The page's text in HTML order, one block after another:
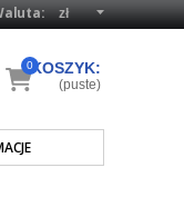
KOSZYK:
0
(puste)